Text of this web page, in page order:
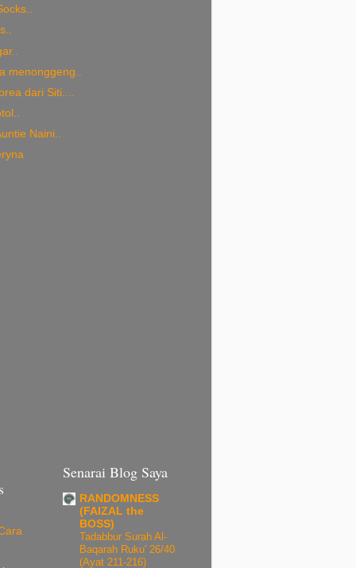
menonggeng..
dari Siti....
Naini..
Senarai Blog Saya
RANDOMNESS
(FAIZAL the
BOSS)
Tadabbur Surah Al-
Baqarah Ruku' 26/40
(Ayat 211-216)